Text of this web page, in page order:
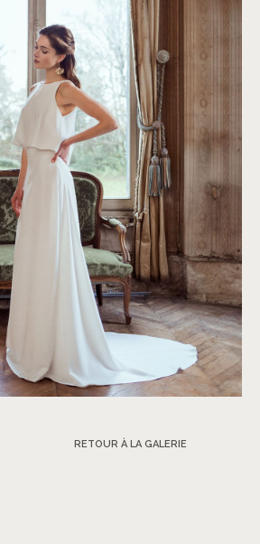
RETOUR À LA GALERIE